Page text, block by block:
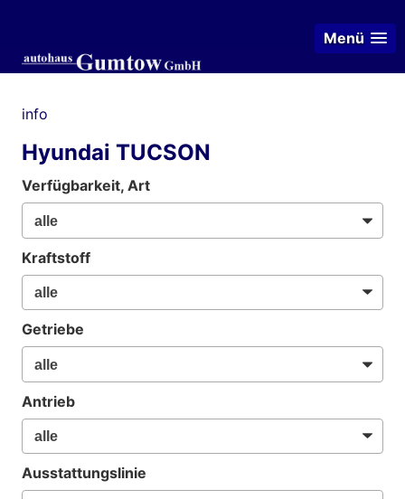
Menü
info
Hyundai TUCSON
Verfügbarkeit, Art
Kraftstoff
Getriebe
Antrieb
Ausstattungslinie